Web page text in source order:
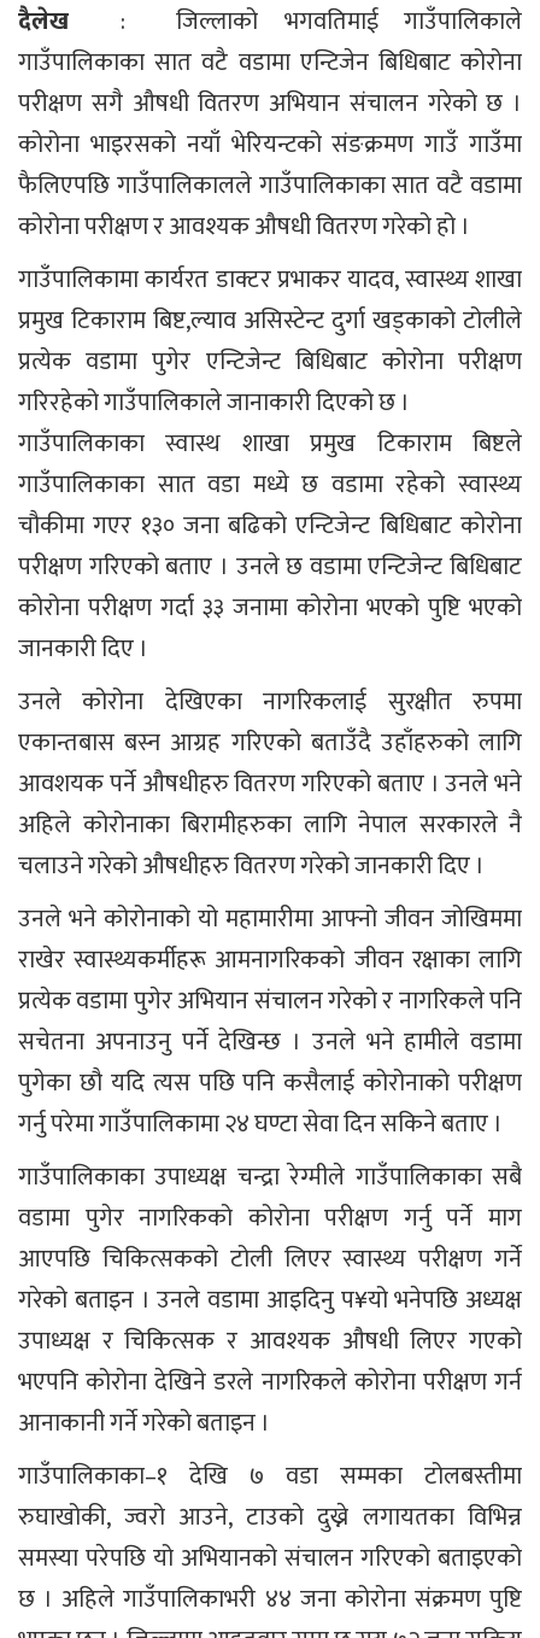
दैलेख : जिल्लाको भगवतिमाई गाउँपालिकाले
गाउँपालिकाका सात वटै वडामा एन्टिजेन बिधिबाट कोरोना
परीक्षण सगै औषधी वितरण अभियान संचालन गरेको छ ।
कोरोना भाइरसको नयाँ भेरियन्टको संङक्रमण गाउँ गाउँमा
फैलिएपछि गाउँपालिकालले गाउँपालिकाका सात वटै वडामा
कोरोना परीक्षण र आवश्यक औषधी वितरण गरेको हो ।
गाउँपालिकामा कार्यरत डाक्टर प्रभाकर यादव, स्वास्थ्य शाखा
प्रमुख टिकाराम बिष्ट,ल्याव असिस्टेन्ट दुर्गा खड्काको टोलीले
प्रत्येक वडामा पुगेर एन्टिजेन्ट बिधिबाट कोरोना परीक्षण
गरिरहेको गाउँपालिकाले जानाकारी दिएको छ ।
गाउँपालिकाका स्वास्थ शाखा प्रमुख टिकाराम बिष्टले
गाउँपालिकाका सात वडा मध्ये छ वडामा रहेको स्वास्थ्य
चौकीमा गएर १३० जना बढिको एन्टिजेन्ट बिधिबाट कोरोना
परीक्षण गरिएको बताए । उनले छ वडामा एन्टिजेन्ट बिधिबाट
कोरोना परीक्षण गर्दा ३३ जनामा कोरोना भएको पुष्टि भएको
जानकारी दिए ।
उनले कोरोना देखिएका नागरिकलाई सुरक्षीत रुपमा
एकान्तबास बस्न आग्रह गरिएको बताउँदै उहाँहरुको लागि
आवशयक पर्ने औषधीहरु वितरण गरिएको बताए । उनले भने
अहिले कोरोनाका बिरामीहरुका लागि नेपाल सरकारले नै
चलाउने गरेको औषधीहरु वितरण गरेको जानकारी दिए ।
उनले भने कोरोनाको यो महामारीमा आफ्नो जीवन जोखिममा
राखेर स्वास्थ्यकर्मीहरू आमनागरिकको जीवन रक्षाका लागि
प्रत्येक वडामा पुगेर अभियान संचालन गरेको र नागरिकले पनि
सचेतना अपनाउनु पर्ने देखिन्छ । उनले भने हामीले वडामा
पुगेका छौ यदि त्यस पछि पनि कसैलाई कोरोनाको परीक्षण
गर्नु परेमा गाउँपालिकामा २४ घण्टा सेवा दिन सकिने बताए ।
गाउँपालिकाका उपाध्यक्ष चन्द्रा रेग्मीले गाउँपालिकाका सबै
वडामा पुगेर नागरिकको कोरोना परीक्षण गर्नु पर्ने माग
आएपछि चिकित्सकको टोली लिएर स्वास्थ्य परीक्षण गर्ने
गरेको बताइन । उनले वडामा आइदिनु प¥यो भनेपछि अध्यक्ष
उपाध्यक्ष र चिकित्सक र आवश्यक औषधी लिएर गएको
भएपनि कोरोना देखिने डरले नागरिकले कोरोना परीक्षण गर्न
आनाकानी गर्ने गरेको बताइन ।
गाउँपालिकाका–१ देखि ७ वडा सम्मका टोलबस्तीमा
रुघाखोकी, ज्वरो आउने, टाउको दुख्ने लगायतका विभिन्न
समस्या परेपछि यो अभियानको संचालन गरिएको बताइएको
छ । अहिले गाउँपालिकाभरी ४४ जना कोरोना संक्रमण पुष्टि